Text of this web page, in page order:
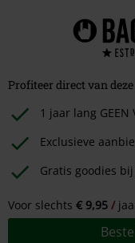
Profiteer direct van
1 jaar lang GEEN
Exclusieve
Gratis goodies
Voor slechts € 9,95